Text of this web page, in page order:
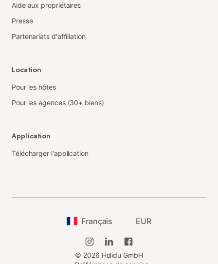
Aide aux propriétaires
Presse
Partenariats d'affiliation
Location
Pour les hôtes
Pour les agences (30+ biens)
Application
Télécharger l'application
Français EUR
© 2026 Holidu GmbH